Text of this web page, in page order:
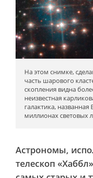
На этом снимке,
часть шарового
скопления видна
неизвестная
галактика,
миллионах световых
Астрономы,
телескоп